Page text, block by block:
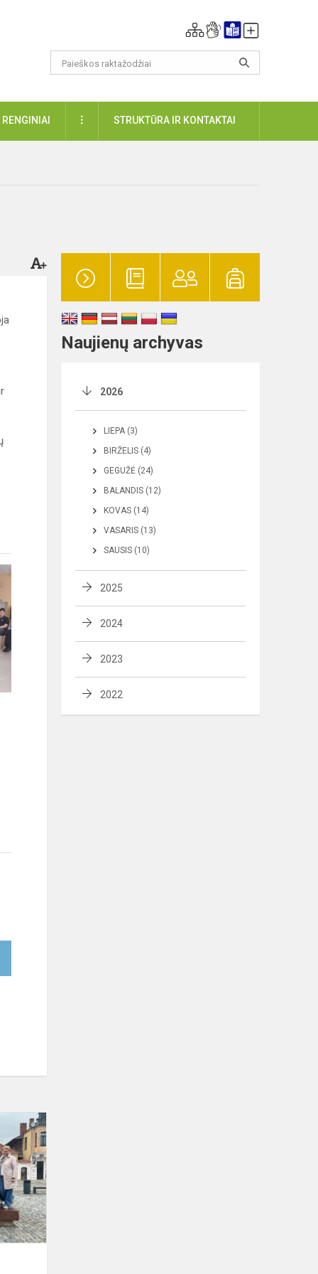
RENGINIAI DAUGIAUSTRUKTŪRA IR KONTAKTAI
Italų
atsisveikinimo
diena
gimnazijoje
Naujienų archyvas
2026
LIEPA (3)
BIRŽELIS (4)
GEGUŽĖ (24)
BALANDIS (12)
KOVAS (14)
VASARIS (13)
SAUSIS (10)
2025
2024
2023
2022